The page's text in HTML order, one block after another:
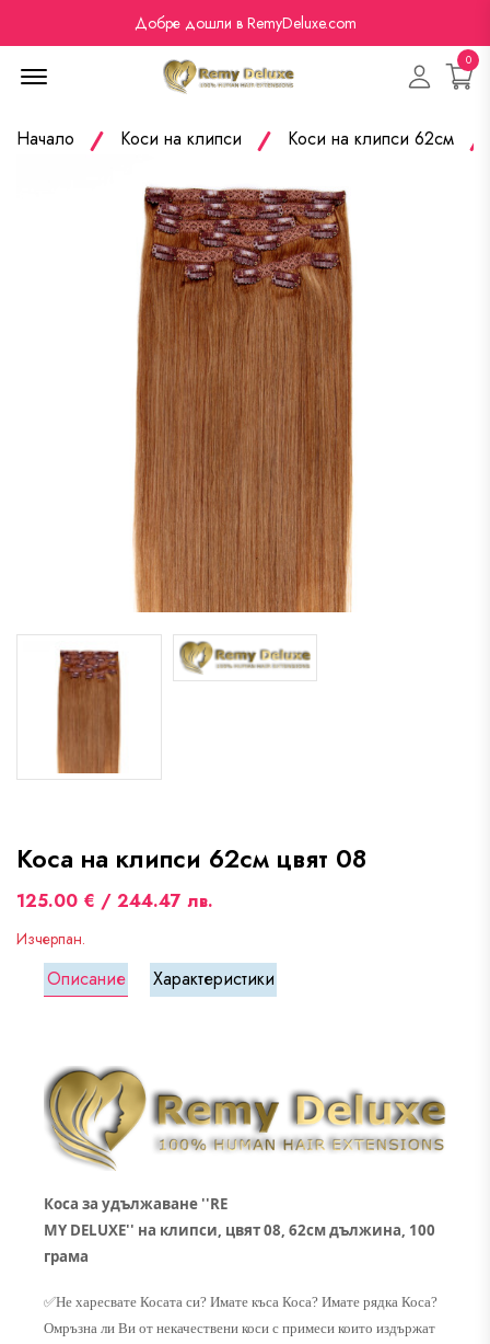
Добре дошли в RemyDeluxe.com
0
Начало Коси на клипси Коси на клипси 62см
Коса на клипси 62см цвят 08
125.00 € / 244.47 лв.
Изчерпан.
Описание Характеристики
Коса за удължаване ''RE
MY DELUXE'' на клипси, цвят 08, 62см дължина, 100
грама
✅Не харесвате Косата си? Имате къса Коса? Имате рядка Коса?
Омръзна ли Ви от некачествени коси с примеси които издържат